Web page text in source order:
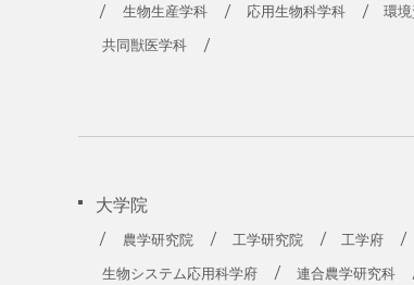
生物生産学科 応用生物科学科 環
共同獣医学科
大学院
農学研究院 工学研究院 工学府
生物システム応用科学府 連合農学研究科